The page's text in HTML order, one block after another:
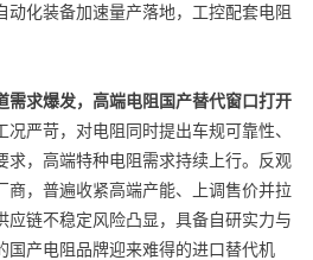
动化装备加速量产落地，工控配套电阻
需求爆发，高端电阻国产替代窗口打开
况严苛，对电阻同时提出车规可靠性、
求，高端特种电阻需求持续上行。反观
商，普遍收紧高端产能、上调售价并拉
应链不稳定风险凸显，具备自研实力与
国产电阻品牌迎来难得的进口替代机